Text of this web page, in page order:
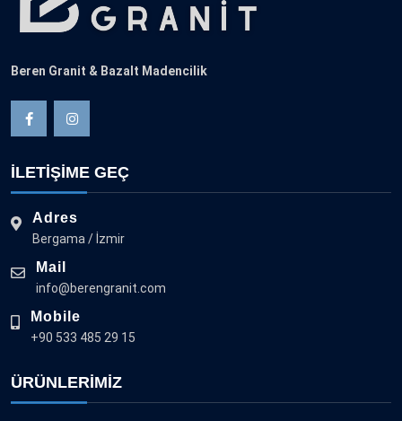
Beren Granit & Bazalt Madencilik
İLETİŞİME GEÇ
Adres
Bergama / İzmir
Mail
info@berengranit.com
Mobile
+90 533 485 29 15
ÜRÜNLERIMIZ